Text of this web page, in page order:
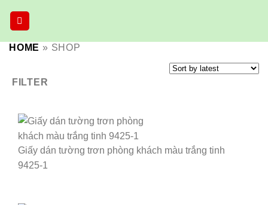
HOME » SHOP
FILTER
Giấy dán tường trơn phòng khách màu trắng tinh
9425-1